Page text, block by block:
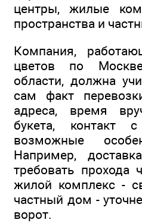
центры, жилые
пространства и
Компания,
цветов по
области, должна
сам факт
адреса, время
букета, контакт
возможные
Например,
требовать прохода
жилой комплекс -
частный дом -
ворот.